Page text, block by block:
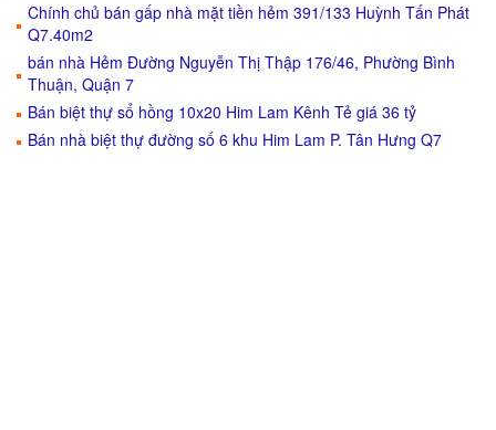
Chính chủ bán gấp nhà mặt tiền hẻm 391/133 Huỳnh Tấn Phát
Q7.40m2
bán nhà Hẻm Đường Nguyễn Thị Thập 176/46, Phường Bình
Thuận, Quận 7
Bán biệt thự sổ hồng 10x20 Him Lam Kênh Tẻ giá 36 tỷ
Bán nhà biệt thự đường số 6 khu Him Lam P. Tân Hưng Q7